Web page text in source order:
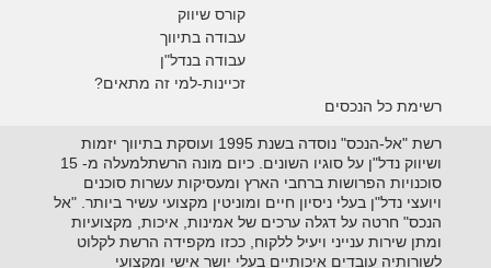
קורס שיווק
עבודה בתיווך
עבודה בנדל"ן
זכיינות-למי זה מתאים?
רשימת כל הנכסים
רשת "אל-הנכס" נוסדה בשנת 1995 ועוסקת בתיווך יזמות
ושיווק נדל"ן על סוגיו השונים. כיום מונה הרשתלמעלה מ- 15
סוכנויות הפרושות ברחבי הארץ ומעסיקות עשרות סוכנים
ויועצי נדל"ן בעלי ניסיון חיים ומוניטין מקצועי עשיר ביותר. "אל
הנכס" חרטה על דגלה ערכים של אמינות, איכות, מקצועיות
ומתן שירות ענייני ויעיל ללקוח, ככזו מקפידה הרשת לקלוט
לשורותיה עובדים איכותיים בעלי יושר אישי ומקצועי